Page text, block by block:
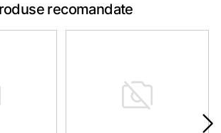
recomandate